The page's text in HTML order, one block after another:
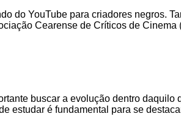
do YouTube para criadores negros.
Cearense de Críticos de Cinema
buscar a evolução dentro
estudar é fundamental para se